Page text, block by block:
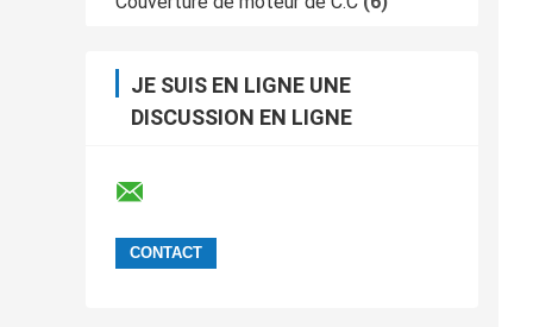
JE SUIS EN LIGNE UNE
DISCUSSION EN LIGNE